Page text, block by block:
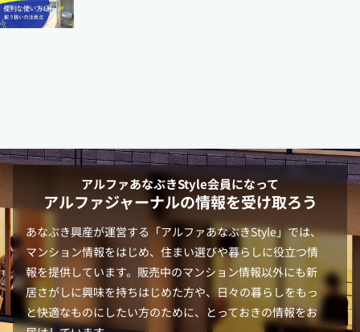
アルファあなぶきStyle会員になって
アルファジャーナルの情報を受け取ろう
あなぶき興産が運営する「アルファあなぶきStyle」では、
マンション情報をはじめ、住まい選びや暮らしに役立つ情
報を提供しています。販売中のマンション情報以外にも新
居さがしに興味を持ちはじめた方や、日々の暮らしをもっ
と快適なものにしたい方のために、とっておきの情報をお